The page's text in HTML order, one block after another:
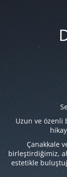
Uzun ve
Çanakkale
birleştirdiğimiz,
estetikle